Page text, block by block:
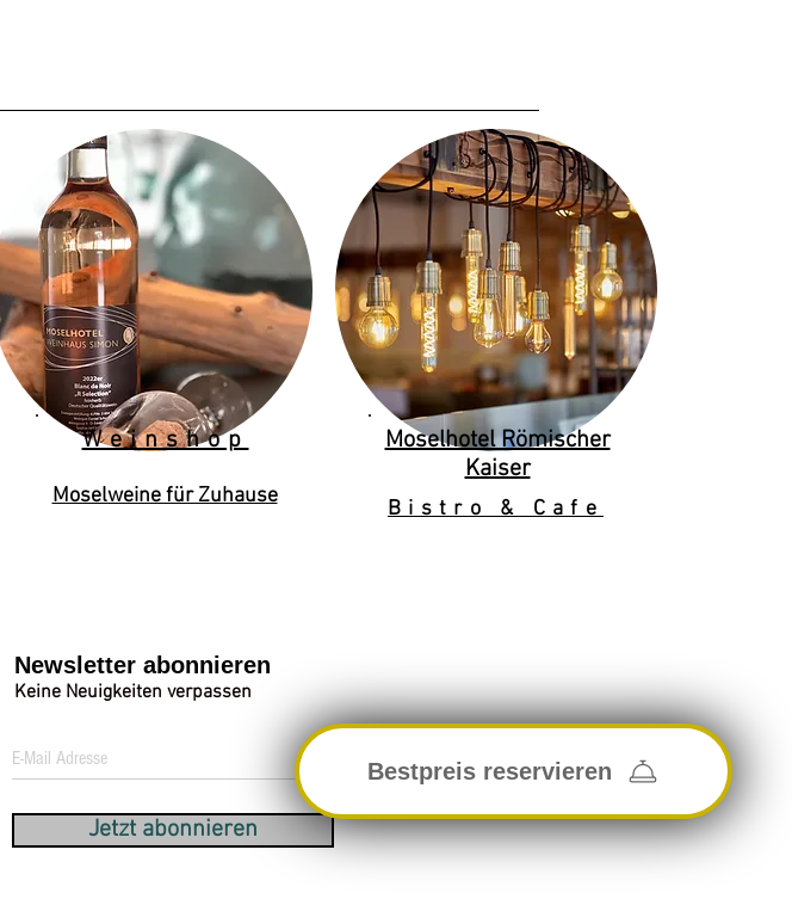
Bestpreis reservieren
Weinshop
Moselweine für Zuhause
Moselhotel Römischer
Kaiser
Bistro & Cafe
Newsletter abonnieren
Keine Neuigkeiten verpassen
Jetzt abonnieren